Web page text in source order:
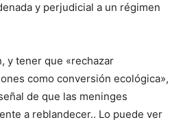
y perjudicial a un régimen
y tener que «rechazar
como conversión ecológica»,
de que las meninges
a reblandecer.. Lo puede ver